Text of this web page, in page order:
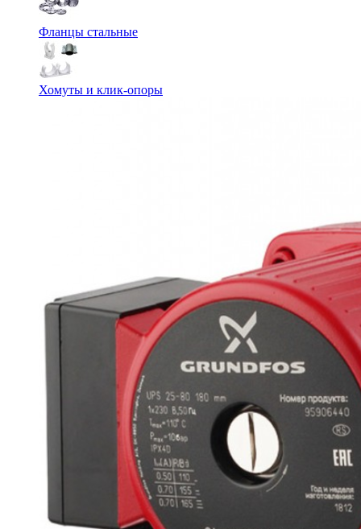
Фланцы стальные
Хомуты и клик-опоры